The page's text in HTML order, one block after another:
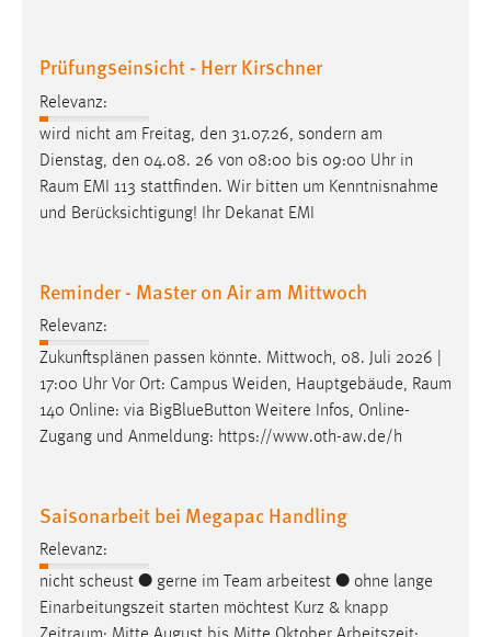
Prüfungseinsicht - Herr Kirschner
Relevanz:
wird nicht am Freitag, den 31.07.26, sondern am
Dienstag, den 04.08. 26 von 08:00 bis 09:00 Uhr in
Raum EMI 113 stattfinden. Wir bitten um Kenntnisnahme
und Berücksichtigung! Ihr Dekanat EMI
Reminder - Master on Air am Mittwoch
Relevanz:
Zukunftsplänen passen könnte. Mittwoch, 08. Juli 2026 |
17:00 Uhr Vor Ort: Campus Weiden, Hauptgebäude, Raum
140 Online: via BigBlueButton Weitere Infos, Online-
Zugang und Anmeldung: https://www.oth-aw.de/h
Saisonarbeit bei Megapac Handling
Relevanz:
nicht scheust ● gerne im Team arbeitest ● ohne lange
Einarbeitungszeit starten möchtest Kurz & knapp